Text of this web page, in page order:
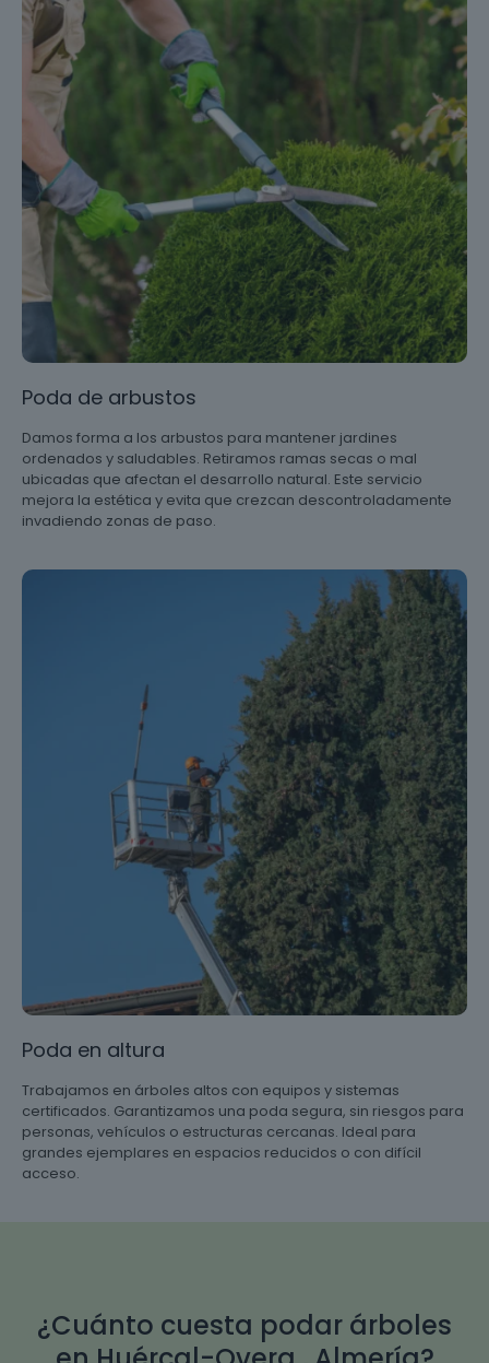
Poda de arbustos
Damos forma a los arbustos para mantener jardines
ordenados y saludables. Retiramos ramas secas o mal
ubicadas que afectan el desarrollo natural. Este servicio
mejora la estética y evita que crezcan descontroladamente
invadiendo zonas de paso.
Poda en altura
Trabajamos en árboles altos con equipos y sistemas
certificados. Garantizamos una poda segura, sin riesgos para
personas, vehículos o estructuras cercanas. Ideal para
grandes ejemplares en espacios reducidos o con difícil
acceso.
¿Cuánto cuesta podar árboles